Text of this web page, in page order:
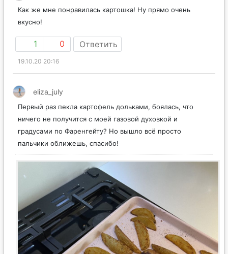
Как же мне понравилась картошка! Ну прямо очень
вкусно!
1 0 Ответить
19.10.20 20:16
eliza_july
Первый раз пекла картофель дольками, боялась, что
ничего не получится с моей газовой духовкой и
градусами по Фаренгейту? Но вышло всё просто
пальчики оближешь, спасибо!